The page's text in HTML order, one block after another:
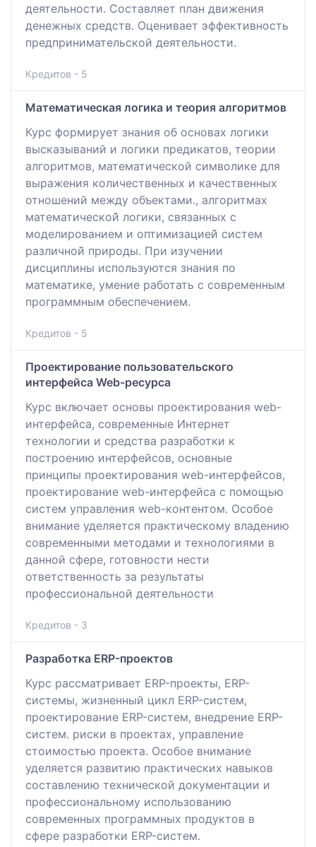
деятельности. Составляет план движения
денежных средств. Оценивает эффективность
предпринимательской деятельности.
Кредитов - 5
Математическая логика и теория алгоритмов
Курс формирует знания об основах логики
высказываний и логики предикатов, теории
алгоритмов, математической символике для
выражения количественных и качественных
отношений между объектами., алгоритмах
математической̆ логики, связанных с
моделированием и оптимизацией̆ систем
различной̆ природы. При изучении
дисциплины используются знания по
математике, умение работать с современным
программным обеспечением.
Кредитов - 5
Проектирование пользовательского
интерфейса Web-ресурса
Курс включает основы проектирования web-
интерфейса, современные Интернет
технологии и средства разработки к
построению интерфейсов, основные
принципы проектирования web-интерфейсов,
проектирование web-интерфейса с помощью
систем управления web-контентом. Особое
внимание уделяется практическому владению
современными методами и технологиями в
данной сфере, готовности нести
ответственность за результаты
профессиональной деятельности
Кредитов - 3
Разработка ERP-проектов
Курс рассматривает ERP-проекты, ERP-
системы, жизненный цикл ERP-систем,
проектирование ERP-систем, внедрение ERP-
систем. риски в проектах, управление
стоимостью проекта. Особое внимание
уделяется развитию практических навыков
составлению технической документации и
профессиональному использованию
современных программных продуктов в
сфере разработки ERP-систем.